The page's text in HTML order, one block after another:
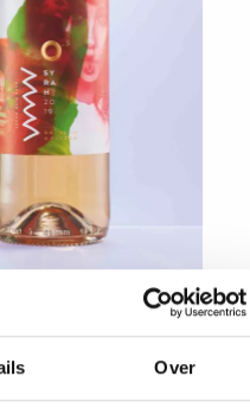
Over
staan celebrating life en